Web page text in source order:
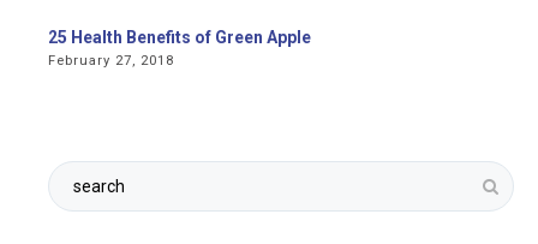
25 Health Benefits of Green Apple
February 27, 2018